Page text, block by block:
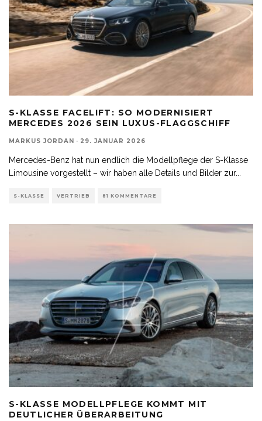
S-KLASSE FACELIFT: SO MODERNISIERT
MERCEDES 2026 SEIN LUXUS-FLAGGSCHIFF
MARKUS JORDAN · 29. JANUAR 2026
Mercedes-Benz hat nun endlich die Modellpflege der S-Klasse
Limousine vorgestellt – wir haben alle Details und Bilder zur...
S-KLASSE VERTRIEB 81 KOMMENTARE
S-KLASSE MODELLPFLEGE KOMMT MIT
DEUTLICHER ÜBERARBEITUNG